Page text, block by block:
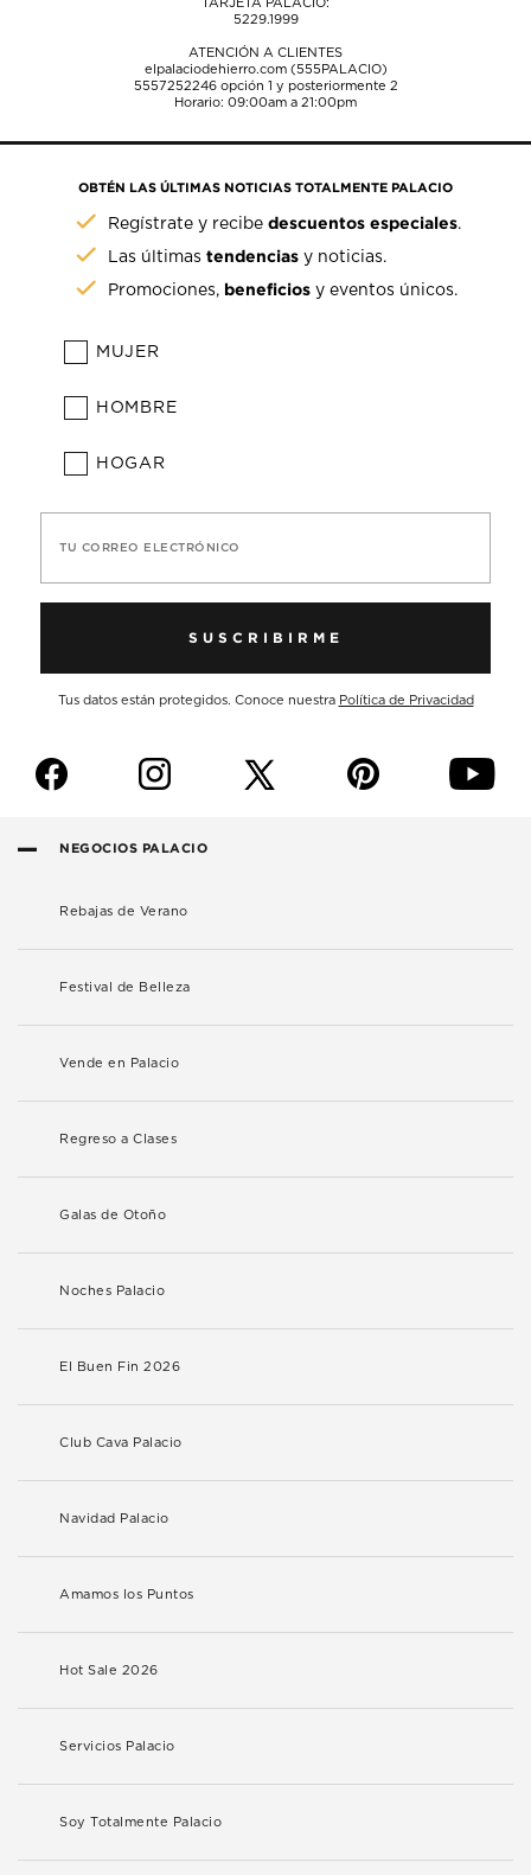
TARJETA PALACIO:
5229.1999
ATENCIÓN A CLIENTES
elpalaciodehierro.com (555PALACIO)
5557252246opción 1 y posteriormente 2
Horario: 09:00am a 21:00pm
OBTÉN LAS ÚLTIMAS NOTICIAS TOTALMENTE PALACIO
Regístrate y recibedescuentos especiales.
Las últimastendencias y noticias.
Promociones, beneficios y eventos únicos.
MUJER
HOMBRE
HOGAR
TU CORREO ELECTRÓNICO
SUSCRIBIRME
Tus datos están protegidos. Conoce nuestra Política de Privacidad
f i p y
NEGOCIOS PALACIO
Rebajas de Verano
Festival de Belleza
Vende en Palacio
Regreso a Clases
Galas de Otoño
Noches Palacio
El Buen Fin 2026
Club Cava Palacio
Navidad Palacio
Amamos los Puntos
Hot Sale 2026
Servicios Palacio
Soy Totalmente Palacio